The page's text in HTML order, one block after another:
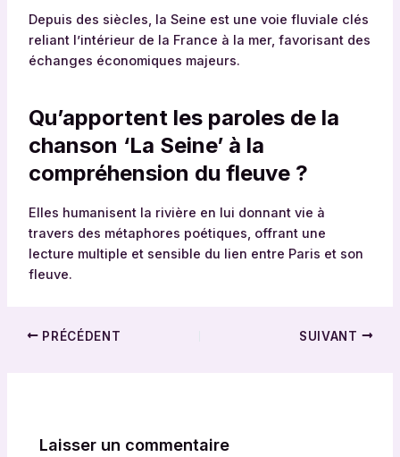
Depuis des siècles, la Seine est une voie fluviale clés
reliant l’intérieur de la France à la mer, favorisant des
échanges économiques majeurs.
Qu’apportent les paroles de la
chanson ‘La Seine’ à la
compréhension du fleuve ?
Elles humanisent la rivière en lui donnant vie à
travers des métaphores poétiques, offrant une
lecture multiple et sensible du lien entre Paris et son
fleuve.
PRÉCÉDENT SUIVANT
Laisser un commentaire